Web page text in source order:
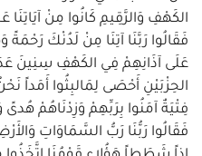
الكَهْفِ وَالرَّقِيمِ كَانُوا مِنْ آيَاتِنَا
فَقَالُوا رَبَّنَا آتِنَا مِنْ لَدُنْكَ
عَلَى آذَانِهِمْ فِي الكَهْفِ سِنِينَ
الحِزْبَيْنِ أَحْصَى لِمَالبِثُوا أَمَداً
فِتْيَةٌ آمَنُوا بِرَبِّهِمْ وَزِدْنَاهُمْ
فَقَالُوا رَبُّنَا رَبُّ السَّمَاوَاتِ